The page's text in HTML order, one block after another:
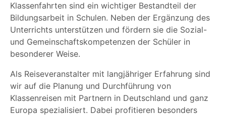
Klassenfahrten sind ein wichtiger Bestandteil der
Bildungsarbeit in Schulen. Neben der Ergänzung des
Unterrichts unterstützen und fördern sie die Sozial-
und Gemeinschaftskompetenzen der Schüler in
besonderer Weise.
Als Reiseveranstalter mit langjähriger Erfahrung sind
wir auf die Planung und Durchführung von
Klassenreisen mit Partnern in Deutschland und ganz
Europa spezialisiert. Dabei profitieren besonders